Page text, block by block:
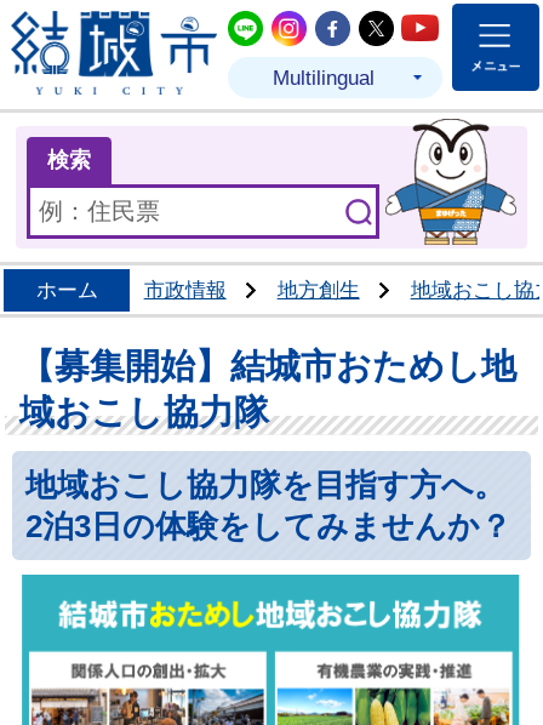
結城市公式LINE
結城市公式Instagram
結城市公式
結城市公式
結城市
Multilingual
検索
ホーム 市政情報 地方創生 地域おこし協
【募集開始】結城市おためし地
域おこし協力隊
地域おこし協力隊を目指す方へ。
2泊3日の体験をしてみませんか？